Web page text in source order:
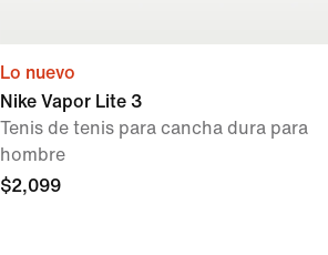
Lo nuevo
Nike Vapor Lite 3
Tenis de tenis para cancha dura para
hombre
$2,099